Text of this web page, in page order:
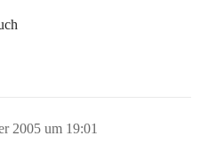
2005 um 19:01